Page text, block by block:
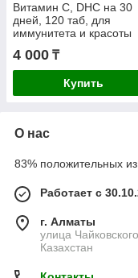
Витамин С, DHC на 30
дней, 120 таб, для
иммунитета и красоты
4 000 ₸
Купить
О нас
83% положительных
Работает с
г. Алматы
улица
Казахстан